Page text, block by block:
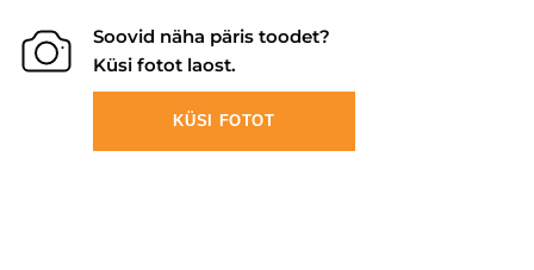
Soovid näha päris toodet?
Küsi fotot laost.
KÜSI FOTOT